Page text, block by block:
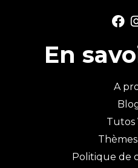
En
A
Tutos
Politique de